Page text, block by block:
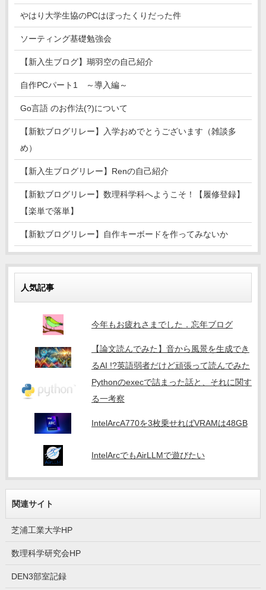
やはり大学生協のPCはぼったくりだった件
ソーティング基礎勉強会
【新入生ブログ】瑚羽空の自己紹介
自作PCパート1 ～導入編～
Go言語 のお作法(?)について
【新歓ブログリレー】入学おめでとうございます（雑談多
め）
【新入生ブログリレー】Renの自己紹介
【新歓ブログリレー】数理科学科へようこそ！【履修登録】
【楽単で落単】
【新歓ブログリレー】自作キーボードを作ってみないか
人気記事
今年もお疲れさまでした．忘年ブログ
【論文読んでみた】音から風景を生成でき
るAI !?英語弱者だけど頑張って読んでみた
Pythonのexecで詰まった話と、それに関す
る一考察
IntelArcA770を3枚乗せればVRAMは48GB
IntelArcでもAirLLMで遊びたい
関連サイト
芝浦工業大学HP
数理科学研究会HP
DEN3部室記録